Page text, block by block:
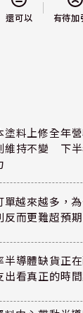
還可以 有待加
塗料上修全年
維持不變 下半
單越來越多，
反而更難超預期
半導體缺貨正
出看真正的時